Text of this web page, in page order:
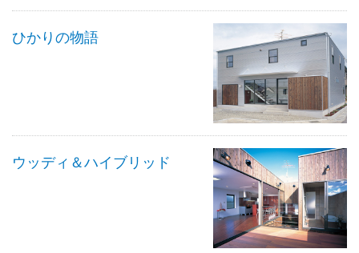
ひかりの物語
ウッディ＆ハイブリッド